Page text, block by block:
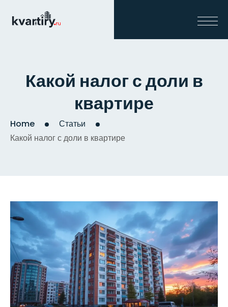
Какой налог с доли в
квартире
Home
Статьи
Какой налог с доли в квартире